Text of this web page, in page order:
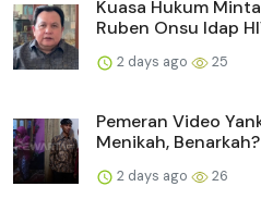
Kuasa Hukum
Ruben Onsu Idap
2 days ago 25
Pemeran Video
Menikah, Benarkah?
2 days ago 26